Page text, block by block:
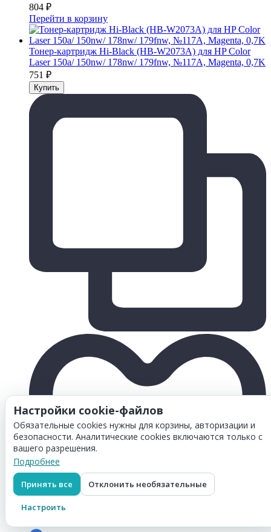
804 ₽
Перейти в корзину
Тонер-картридж Hi-Black (HB-W2073A) для HP Color
Laser 150a/ 150nw/ 178nw/ 179fnw, №117A, Magenta, 0,7K
751 ₽
Настройки cookie-файлов
Обязательные cookies нужны для корзины, авторизации и
безопасности. Аналитические cookies включаются только с
вашего разрешения.
Подробнее
Принять все Отклонить необязательные
Настроить